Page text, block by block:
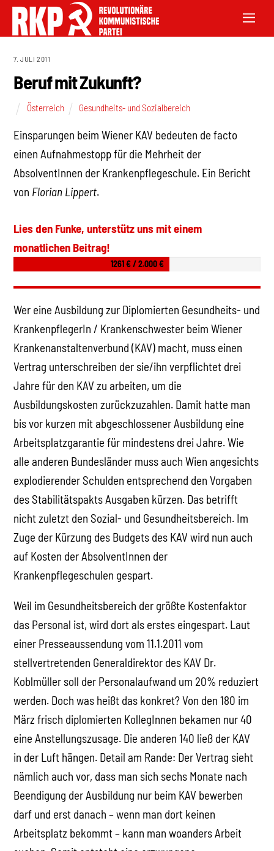
7. JULI 2011
Beruf mit Zukunft?
Österreich Gesundheits- und Sozialbereich
Einsparungen beim Wiener KAV bedeuten de facto
einen Aufnahmestopp für die Mehrheit der
AbsolventInnen der Krankenpflegeschule. Ein Bericht
von Florian Lippert.
Lies den Funke, unterstütz uns mit einem
monatlichen Beitrag!
1261 € / 2.000 €
Wer eine Ausbildung zur Diplomierten Gesundheits- und
KrankenpflegerIn / Krankenschwester beim Wiener
Krankenanstaltenverbund (KAV) macht, muss einen
Vertrag unterschreiben der sie/ihn verpflichtet drei
Jahre für den KAV zu arbeiten, um die
Ausbildungskosten zurückzuzahlen. Damit hatte man
bis vor kurzen mit abgeschlossener Ausbildung eine
Arbeitsplatzgarantie für mindestens drei Jahre. Wie
alle anderen Bundesländer muss auch Wien angesichts
explodierender Schulden entsprechend den Vorgaben
des Stabilitätspakts Ausgaben kürzen. Das betrifft
nicht zuletzt den Sozial- und Gesundheitsbereich. Im
Zuge der Kürzung des Budgets des KAV wird nun auch
auf Kosten der AbsolventInnen der
Krankenpflegeschulen gespart.
Weil im Gesundheitsbereich der größte Kostenfaktor
das Personal ist, wird dort als erstes eingespart. Laut
einer Presseaussendung vom 11.1.2011 vom
stellvertretenden Generaldirektor des KAV Dr.
Koblmüller soll der Personalaufwand um 20% reduziert
werden. Doch was heißt das konkret? Von den 180 im
März frisch diplomierten KollegInnen bekamen nur 40
eine Anstellungszusage. Die anderen 140 ließ der KAV
in der Luft hängen. Detail am Rande: Der Vertrag sieht
nämlich auch vor, dass man sich sechs Monate nach
Beendigung der Ausbildung nur beim KAV bewerben
darf und erst danach – wenn man dort keinen
Arbeitsplatz bekommt – kann man woanders Arbeit